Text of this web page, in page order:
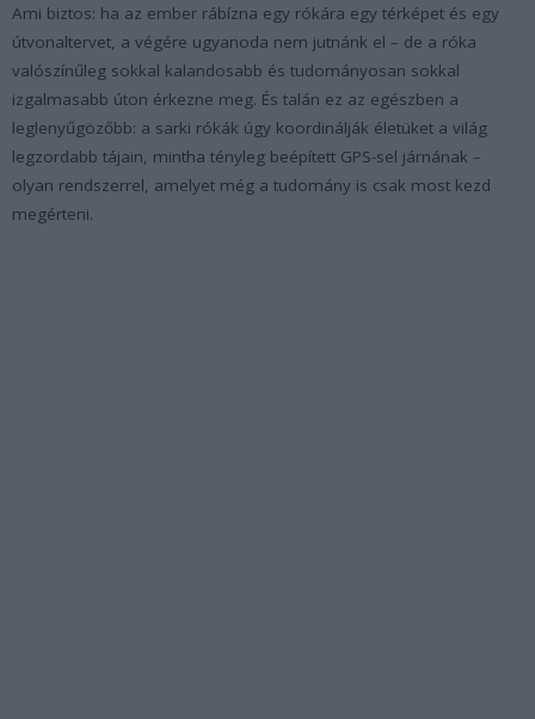
Ami biztos: ha az ember rábízna egy rókára egy térképet és egy
útvonaltervet, a végére ugyanoda nem jutnánk el – de a róka
valószínűleg sokkal kalandosabb és tudományosan sokkal
izgalmasabb úton érkezne meg. És talán ez az egészben a
leglenyűgözőbb: a sarki rókák úgy koordinálják életüket a világ
legzordabb tájain, mintha tényleg beépített GPS-sel járnának –
olyan rendszerrel, amelyet még a tudomány is csak most kezd
megérteni.